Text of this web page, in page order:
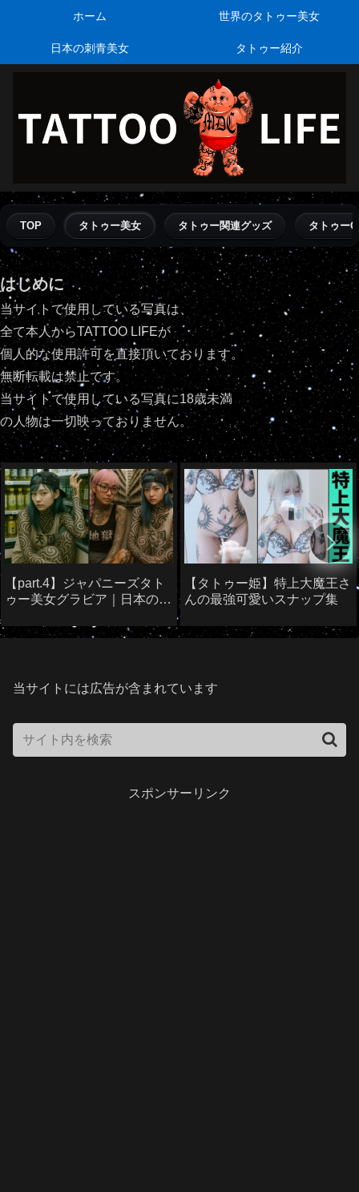
ホーム 世界のタトゥー美女
日本の刺青美女 タトゥー紹介
TOP タトゥー美女 タトゥー関連グッズ タトゥー
はじめに
当サイトで使用している写真は、
全て本人からTATTOO LIFEが
個人的な使用許可を直接頂いております。
無断転載は禁止です。
当サイトで使用している写真に18歳未満
の人物は一切映っておりません。
【part.4】ジャパニーズタト
ゥー美女グラビア｜日本のタ
【タトゥー姫】特上大魔王さ
んの最強可愛いスナップ集
当サイトには広告が含まれています
スポンサーリンク